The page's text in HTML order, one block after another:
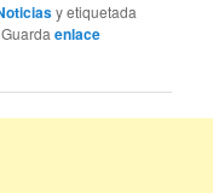
y etiquetada
Guardaenlace